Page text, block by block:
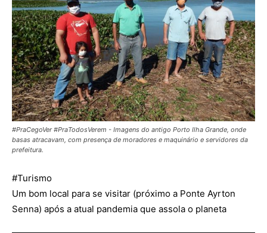
#PraCegoVer #PraTodosVerem - Imagens do antigo Porto Ilha Grande, onde
basas atracavam, com presença de moradores e maquinário e servidores da
prefeitura.
#Turismo
Um bom local para se visitar (próximo a Ponte Ayrton
Senna) após a atual pandemia que assola o planeta